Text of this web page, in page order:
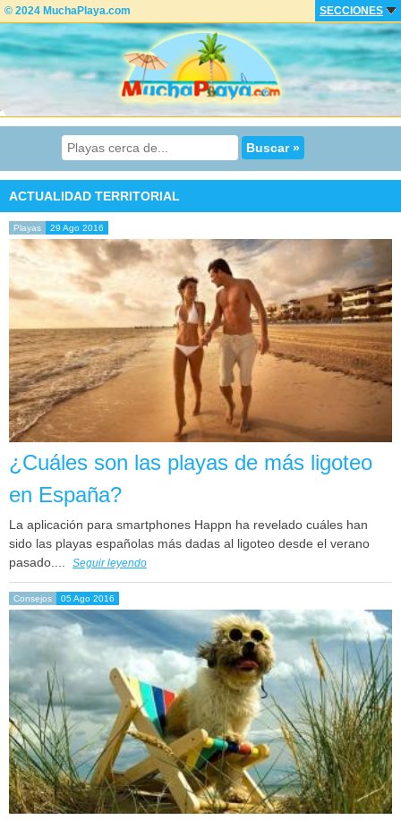
© 2024 MuchaPlaya.com SECCIONES
ACTUALIDAD TERRITORIAL
Playas 29 Ago 2016
¿Cuáles son las playas de más ligoteo
en España?
La aplicación para smartphones Happn ha revelado cuáles han
sido las playas españolas más dadas al ligoteo desde el verano
pasado.... Seguir leyendo
Consejos 05 Ago 2016